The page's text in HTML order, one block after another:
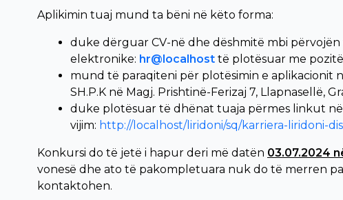
Aplikimin tuaj mund ta bëni në këto forma:
duke dërguar CV-në dhe dëshmitë mbi përvojën
elektronike: hr@localhost të plotësuar me
mund të paraqiteni për plotësimin e aplikacionit
SH.P.K në Magj. Prishtinë-Ferizaj 7, Llapnasellë,
duke plotësuar të dhënat tuaja përmes linkut në
vijim: http://localhost/liridoni/sq/karriera-liridoni-
Konkursi do të jetë i hapur deri më datën 03.07.2024
vonesë dhe ato të pakompletuara nuk do të merren
kontaktohen.